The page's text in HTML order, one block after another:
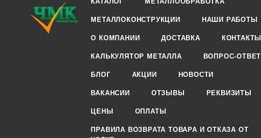
МЕТАЛЛОКОНСТРУКЦИИ НАШИ РАБОТЫ
О КОМПАНИИ ДОСТАВКА КОНТАКТЫ
КАЛЬКУЛЯТОР МЕТАЛЛА ВОПРОС-ОТВЕТ
БЛОГ АКЦИИ НОВОСТИ
ВАКАНСИИ ОТЗЫВЫ РЕКВИЗИТЫ
ЦЕНЫ ОПЛАТЫ
ПРАВИЛА ВОЗВРАТА ТОВАРА И ОТКАЗА ОТ